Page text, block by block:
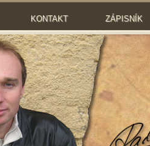
KONTAKT ZÁPISNÍK